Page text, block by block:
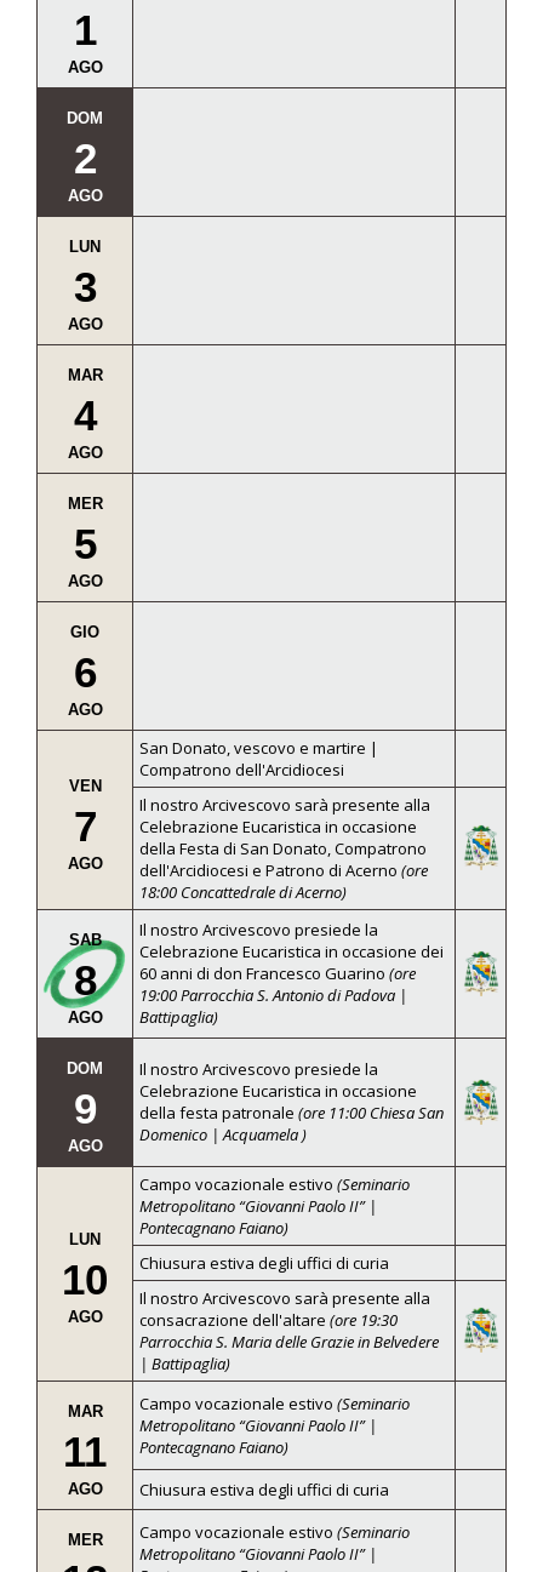
1
AGO
DOM
2
AGO
LUN
3
AGO
MAR
4
AGO
MER
5
AGO
GIO
6
AGO
VEN
7
AGO
San Donato, vescovo e martire |
Compatrono dell'Arcidiocesi
Il nostro Arcivescovo sarà presente alla
Celebrazione Eucaristica in occasione
della Festa di San Donato, Compatrono
dell'Arcidiocesi e Patrono di Acerno (ore
18:00 Concattedrale di Acerno)
SAB
8
AGO
Il nostro Arcivescovo presiede la
Celebrazione Eucaristica in occasione dei
60 anni di don Francesco Guarino (ore
19:00 Parrocchia S. Antonio di Padova |
Battipaglia)
DOM
9
AGO
Il nostro Arcivescovo presiede la
Celebrazione Eucaristica in occasione
della festa patronale (ore 11:00 Chiesa San
Domenico | Acquamela )
LUN
10
AGO
Campo vocazionale estivo (Seminario
Metropolitano “Giovanni Paolo II” |
Pontecagnano Faiano)
Chiusura estiva degli uffici di curia
Il nostro Arcivescovo sarà presente alla
consacrazione dell'altare (ore 19:30
Parrocchia S. Maria delle Grazie in Belvedere
| Battipaglia)
MAR
11
AGO
Campo vocazionale estivo (Seminario
Metropolitano “Giovanni Paolo II” |
Pontecagnano Faiano)
Chiusura estiva degli uffici di curia
MER Campo vocazionale estivo (Seminario
Metropolitano “Giovanni Paolo II” |